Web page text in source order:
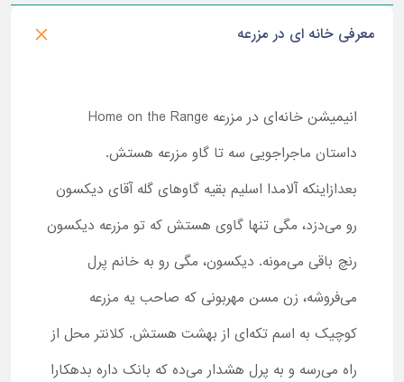
معرفی خانه ای در مزرعه
انیمیشن خانه‌ای در مزرعه Home on the Range
داستان ماجراجویی سه تا گاو مزرعه هستش.
بعدازاینکه آلامدا اسلیم بقیه گاوهای گله آقای دیکسون
رو می‌دزد، مگی تنها گاوی هستش که تو مزرعه دیکسون
رنچ باقی می‌مونه. دیکسون، مگی رو به خانم پرل
می‌فروشه، زن مسن مهربونی که صاحب یه مزرعه
کوچیک به اسم تکه‌ای از بهشت هستش. کلانتر محل از
راه می‌رسه و به پرل هشدار می‌ده که بانک داره بدهکارا